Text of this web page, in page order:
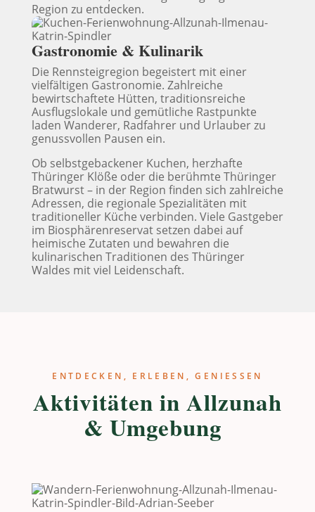
Region zu entdecken.
Gastronomie & Kulinarik
Die Rennsteigregion begeistert mit einer
vielfältigen Gastronomie. Zahlreiche
bewirtschaftete Hütten, traditionsreiche
Ausflugslokale und gemütliche Rastpunkte
laden Wanderer, Radfahrer und Urlauber zu
genussvollen Pausen ein.
Ob selbstgebackener Kuchen, herzhafte
Thüringer Klöße oder die berühmte Thüringer
Bratwurst – in der Region finden sich zahlreiche
Adressen, die regionale Spezialitäten mit
traditioneller Küche verbinden. Viele Gastgeber
im Biosphärenreservat setzen dabei auf
heimische Zutaten und bewahren die
kulinarischen Traditionen des Thüringer
Waldes mit viel Leidenschaft.
ENTDECKEN, ERLEBEN, GENIESSEN
Aktivitäten in Allzunah
& Umgebung